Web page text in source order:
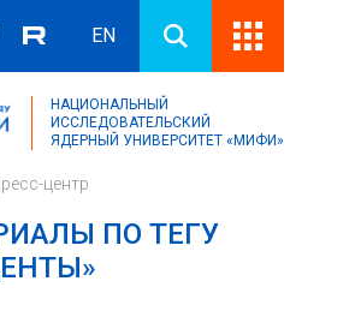
поиска
EN
НАЦИОНАЛЬНЫЙ
ИССЛЕДОВАТЕЛЬСКИЙ
ЯДЕРНЫЙ УНИВЕРСИТЕТ «МИФИ»
центр
ПО ТЕГУ